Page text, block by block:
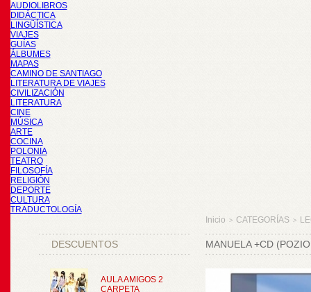
AUDIOLIBROS
DIDÁCTICA
LINGÜÍSTICA
VIAJES
GUÍAS
ÁLBUMES
MAPAS
CAMINO DE SANTIAGO
LITERATURA DE VIAJES
CIVILIZACIÓN
LITERATURA
CINE
MÚSICA
ARTE
COCINA
POLONIA
TEATRO
FILOSOFÍA
RELIGIÓN
DEPORTE
CULTURA
TRADUCTOLOGÍA
DESCUENTOS
AULA AMIGOS 2
CARPETA
Inicio > CATEGORÍAS >
MANUELA +CD